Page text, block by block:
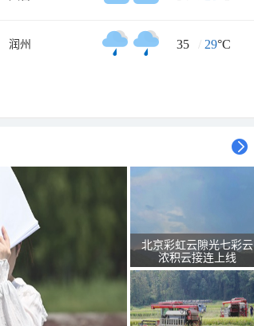
润州 35 / 29°C
北京彩虹云隙光七彩云
浓积云接连上线